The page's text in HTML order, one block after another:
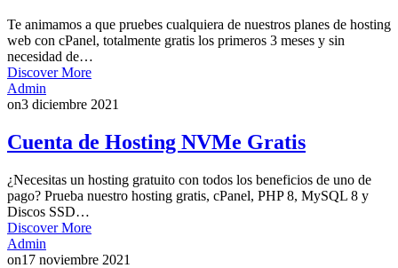
Te animamos a que pruebes cualquiera de nuestros planes de hosting
web con cPanel, totalmente gratis los primeros 3 meses y sin
necesidad de…
Discover More
Admin
on3 diciembre 2021
Cuenta de Hosting NVMe Gratis
¿Necesitas un hosting gratuito con todos los beneficios de uno de
pago? Prueba nuestro hosting gratis, cPanel, PHP 8, MySQL 8 y
Discos SSD…
Discover More
Admin
on17 noviembre 2021